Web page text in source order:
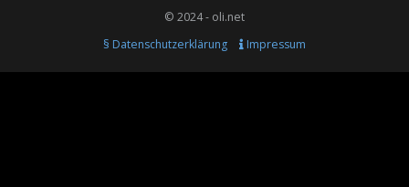
© 2024 - oli.net
§ Datenschutzerklärung
Impressum